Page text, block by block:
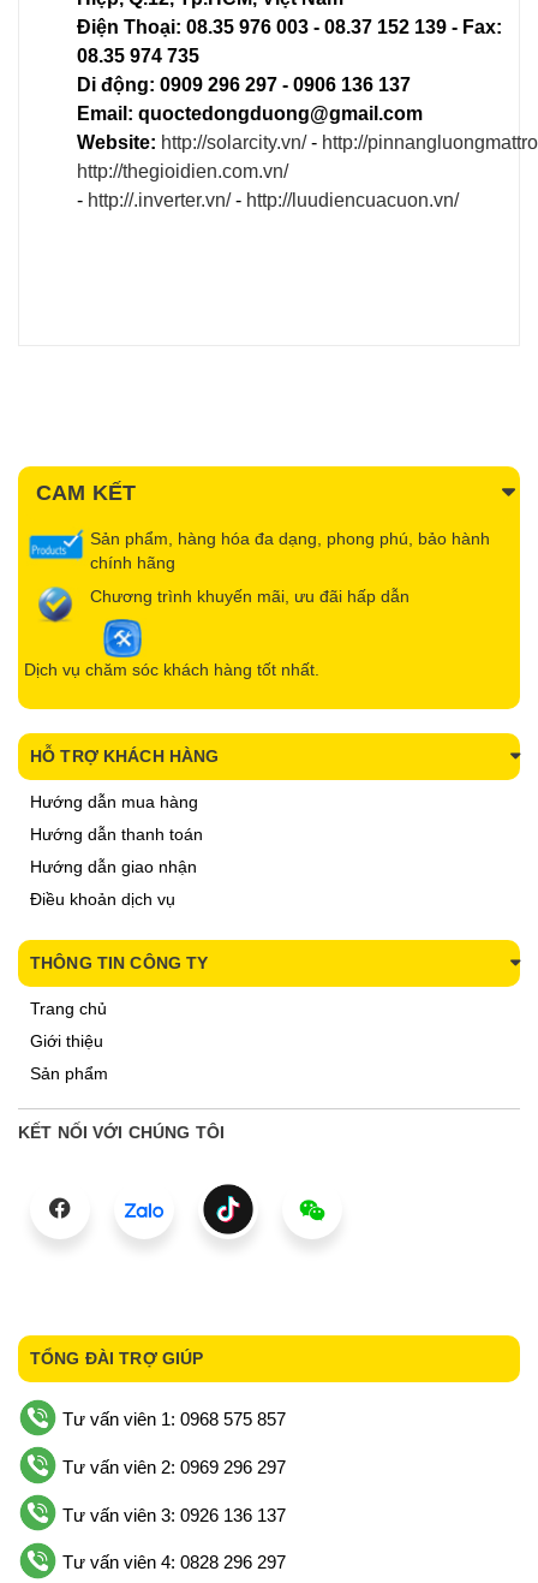
Điện Thoại: 08.35 976 003 - 08.37 152 139 - Fax:
08.35 974 735
Di động: 0909 296 297 - 0906 136 137
Email: quoctedongduong@gmail.com
Website: http://solarcity.vn/- http://
http://thegioidien.com.vn/ ​
- http://.inverter.vn/- http://luudiencuacuon.vn/
CAM KẾT
Sản phẩm, hàng hóa đa dạng, phong phú, bảo hành
chính hãng
Chương trình khuyến mãi, ưu đãi hấp dẫn
Dịch vụ chăm sóc khách hàng tốt nhất.
HỖ TRỢ KHÁCH HÀNG
Hướng dẫn mua hàng
Hướng dẫn thanh toán
Hướng dẫn giao nhận
Điều khoản dịch vụ
THÔNG TIN CÔNG TY
Trang chủ
Giới thiệu
Sản phẩm
KẾT NỐI VỚI CHÚNG TÔI
TỔNG ĐÀI TRỢ GIÚP
Tư vấn viên 1: 0968 575 857
Tư vấn viên 2: 0969 296 297
Tư vấn viên 3: 0926 136 137
Tư vấn viên 4: 0828 296 297